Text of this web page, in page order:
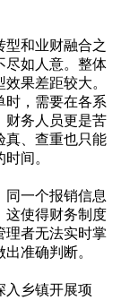
型和业财融合之
尽如人意。整体
果差距较大。
时，需要在各系
财务人员更是苦
真、查重也只能
间。
同一个报销信息
这使得财务制度
理者无法实时掌
准确判断。
入乡镇开展项